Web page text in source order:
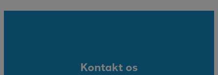
Kontakt os